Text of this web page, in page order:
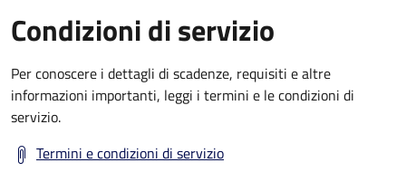
Condizioni di servizio
Per conoscere i dettagli di scadenze, requisiti e altre
informazioni importanti, leggi i termini e le condizioni di
servizio.
Termini e condizioni di servizio